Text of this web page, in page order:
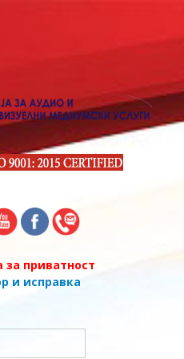
за приватност
и исправка